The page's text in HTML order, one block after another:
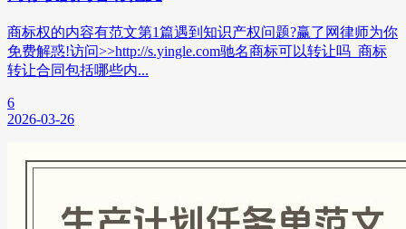
商标权的内容有范文第1篇遇到知识产权问题?赢了网律师为你
免费解惑!访问>>http://s.yingle.com驰名商标可以转让吗_商标
转让合同包括哪些内...
6
2026-03-26